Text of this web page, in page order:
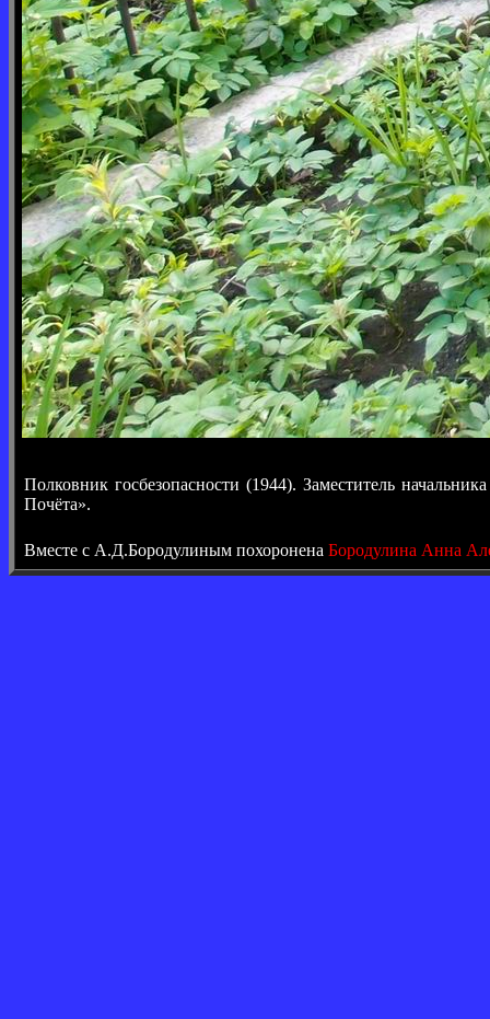
Полковник госбезопасности (1944). Заместитель
Почёта».
Вместе с А.Д.Бородулиным похоронена Бородулина Анна